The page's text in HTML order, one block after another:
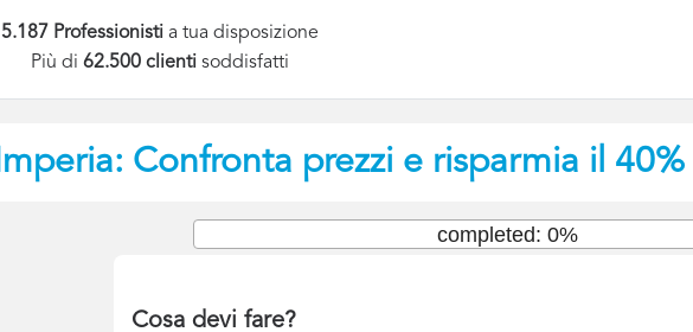
5.187 Professionisti a tua disposizione
Più di62.500 clientisoddisfatti
Imperia: Confronta prezzi e risparmia il 40%
Cosa devi fare?
completed: 0%